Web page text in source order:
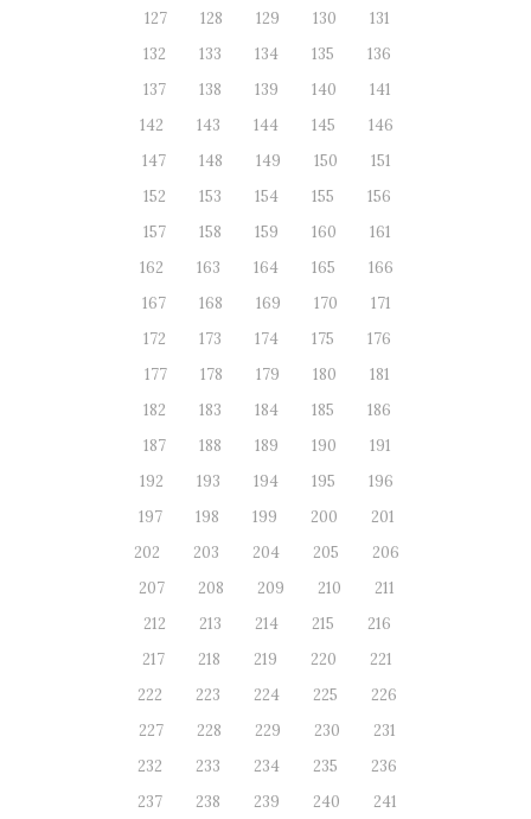
127
128 129 130
131
132
133 134 135
136
137
138 139 140
141
142
143 144 145
146
147
148 149 150
151
152
153 154 155
156
157
158 159 160
161
162
163 164 165
166
167
168 169 170
171
172
173 174 175
176
177
178 179 180
181
182
183 184 185
186
187
188 189 190
191
192
193 194 195
196
197
198 199 200
201
202
203 204 205
206
207
208 209 210
211
212
213 214 215
216
217
218 219 220
221
222
223 224 225
226
227
228 229 230
231
232
233 234 235
236
237
238 239 240
241